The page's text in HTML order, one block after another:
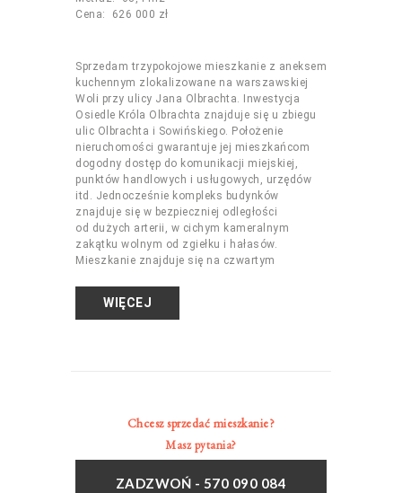
Cena: 626 000 zł
Sprzedam trzypokojowe mieszkanie z aneksem
kuchennym zlokalizowane na warszawskiej
Woli przy ulicy Jana Olbrachta. Inwestycja
Osiedle Króla Olbrachta znajduje się u zbiegu
ulic Olbrachta i Sowińskiego. Położenie
nieruchomości gwarantuje jej mieszkańcom
dogodny dostęp do komunikacji miejskiej,
punktów handlowych i usługowych, urzędów
itd. Jednocześnie kompleks budynków
znajduje się w bezpieczniej odległości
od dużych arterii, w cichym kameralnym
zakątku wolnym od zgiełku i hałasów.
Mieszkanie znajduje się na czwartym
WIĘCEJ
Chcesz sprzedać mieszkanie?
Masz pytania?
ZADZWOŃ - 570 090 084